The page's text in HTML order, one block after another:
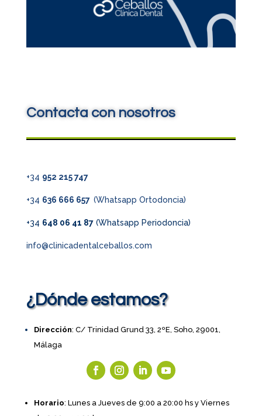
Contacta con nosotros
+34 952 215 747
+34 636 666 657 (Whatsapp Ortodoncia)
+34 648 06 41 87(Whatsapp Periodoncia)
info@clinicadentalceballos.com
¿Dónde estamos?
Dirección: C/ Trinidad Grund 33, 2ºE, Soho, 29001,
Málaga
Horario: Lunes a Jueves de 9:00 a 20:00 hs y Viernes